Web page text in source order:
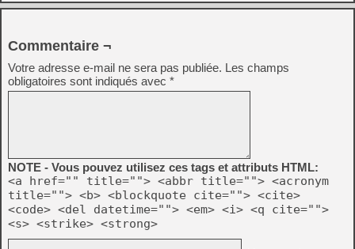
Commentaire ¬
Votre adresse e-mail ne sera pas publiée. Les champs
obligatoires sont indiqués avec *
NOTE - Vous pouvez utilisez ces tags et attributs HTML:
<a href="" title=""> <abbr title=""> <acronym
title=""> <b> <blockquote cite=""> <cite>
<code> <del datetime=""> <em> <i> <q cite="">
<s> <strike> <strong>